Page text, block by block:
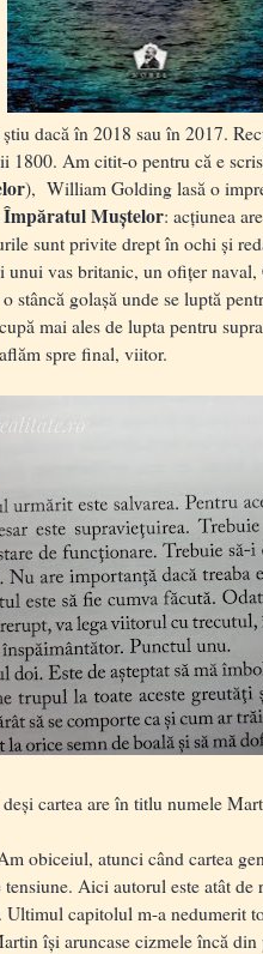
dacă în 2018 sau în 2017.
1800. Am citit-o pentru că e
), William Golding lasă o
Împăratul Muștelor: acțiunea
sunt privite drept în ochi și
vas britanic, un ofițer
stâncă golașă unde se luptă
mai ales de lupta pentru
spre final, viitor.
cartea are în titlu numele
obiceiul, atunci când cartea
Aici autorul este atât
capitolul m-a nedumerit
își aruncase cizmele încă